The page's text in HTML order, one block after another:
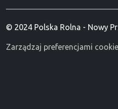
© 2024 Polska Rolna - Nowy
Zarządzaj preferencjami